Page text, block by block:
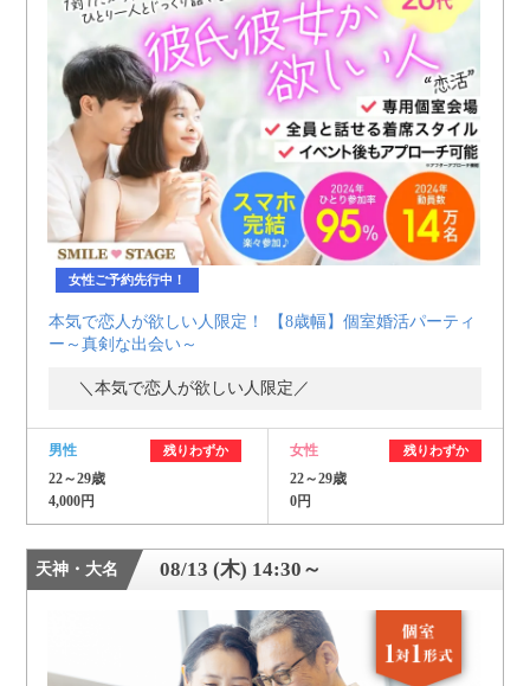
女性ご予約先行中！
本気で恋人が欲しい人限定！ 【8歳幅】個室婚活パーティ
ー～真剣な出会い～
＼本気で恋人が欲しい人限定／
男性 残りわずか
22～29歳
4,000円
女性 残りわずか
22～29歳
0円
天神・大名 08/13 (木) 14:30～